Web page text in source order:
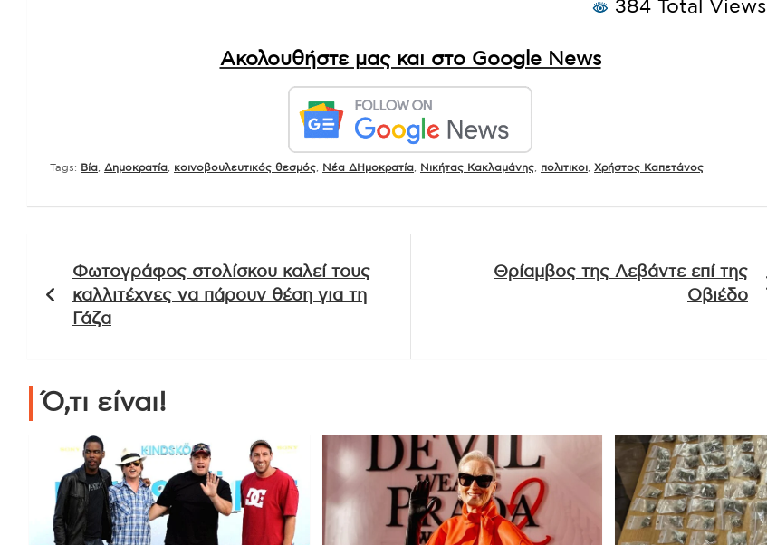
384 Total Views
Ακολουθήστε μας και στο Google News
Tags: Βία Δημοκρατία κοινοβουλευτικός θεσμός Νέα ΔΗμοκρατία Νικήτας Κακλαμάνης πολιτικοι Χρήστος Καπετάνος
άρθρων
Φωτογράφος στολίσκου καλεί τους
καλλιτέχνες να πάρουν θέση για τη
Γάζα
Θρίαμβος της Λεβάντε επί της
Οβιέδο
Ό,τι είναι!